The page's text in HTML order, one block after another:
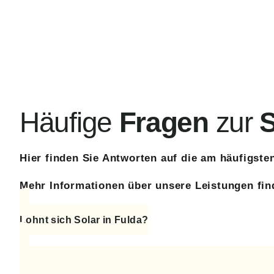
Häufige Fragen zur
Hier finden Sie Antworten auf die am
Mehr Informationen über unsere Leistungen
Lohnt sich Solar in Fulda?